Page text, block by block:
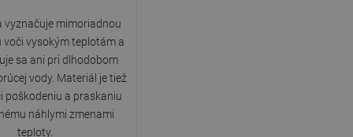
vyznačuje mimoriadnou
vysokým teplotám a
sa ani pri dlhodobom
vody. Materiál je tiež
poškodeniu a praskaniu
náhlymi zmenami
teploty.